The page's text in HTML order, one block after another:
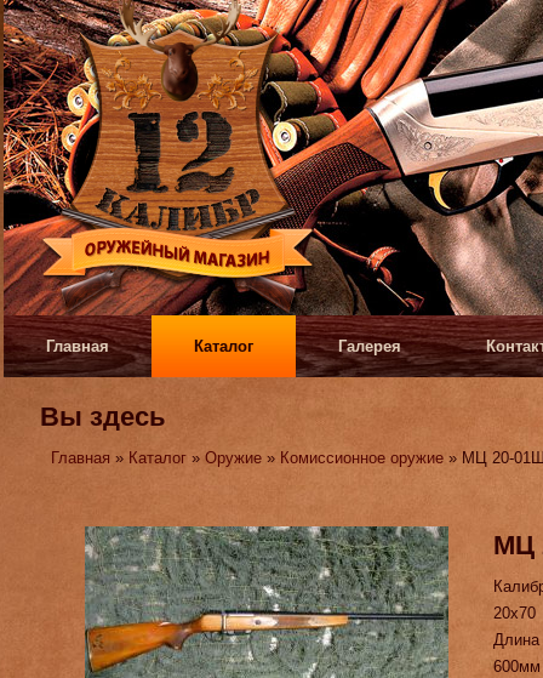
Главная Каталог Галерея
Вы здесь
Главная » Каталог »Оружие » Комиссионное оружие » МЦ 20-
МЦ
20х70
600мм